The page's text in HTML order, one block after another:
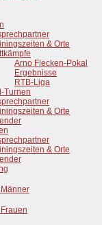
& Orte
Arno Flecken-Pokal
Ergebnisse
RTB-Liga
Turnen
& Orte
& Orte